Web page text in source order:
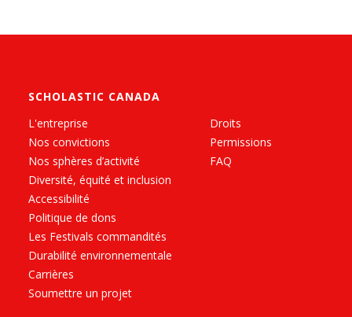
SCHOLASTIC CANADA
L'entreprise
Nos convictions
Nos sphères d’activité
Diversité, équité et inclusion
Accessibilité
Politique de dons
Les Festivals commandités
Durabilité environnementale
Carrières
Soumettre un projet
Droits
Permissions
FAQ